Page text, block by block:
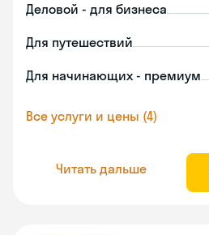
Деловой - для бизнеса
Для путешествий
Для начинающих - премиум
Все услуги и цены (4)
Читать дальше